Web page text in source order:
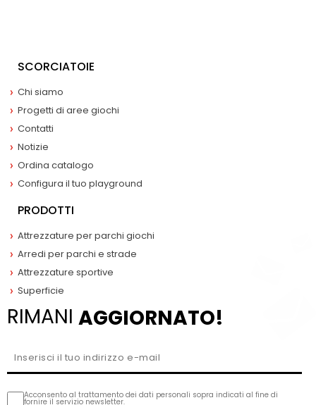
SCORCIATOIE
Chi siamo
Progetti di aree giochi
Contatti
Notizie
Ordina catalogo
Configura il tuo playground
PRODOTTI
Attrezzature per parchi giochi
Arredi per parchi e strade
Attrezzature sportive
Superficie
RIMANI AGGIORNATO!
Acconsento al trattamento dei dati personali sopra indicati al fine di
fornire il servizio newsletter.